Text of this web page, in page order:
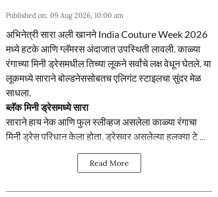
Published on: 09 Aug 2026, 10:00 am
अभिनेत्री सारा अली खानने India Couture Week 2026
मध्ये हटके आणि ग्लॅमरस अंदाजात उपस्थिती लावली. काळ्या
रंगाच्या मिनी ड्रेसमधील तिच्या लूकने सर्वांचे लक्ष वेधून घेतले. या
लूकमध्ये साराने बोल्डनेससोबतच एलिगंट स्टाइलचा सुंदर मेळ
साधला.
ब्लॅक मिनी ड्रेसमध्ये सारा
साराने हाय नेक आणि फुल स्लीव्हज असलेला काळ्या रंगाचा
मिनी ड्रेस परिधान केला होता. ड्रेसवर असलेल्या हलक्या टे ...
Read More